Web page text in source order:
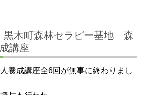
木町森林セラピー基地 森
講座
養成講座全6回が無事に終わりまし